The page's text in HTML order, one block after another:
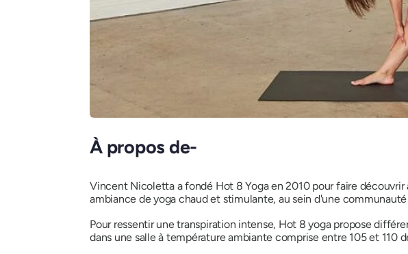
À propos de-
Vincent Nicoletta a fondé Hot 8 Yoga en 2010 pour faire
ambiance de yoga chaud et stimulante, au sein d'une
Pour ressentir une transpiration intense, Hot 8 yoga propose
dans une salle à température ambiante comprise entre 105 et 110